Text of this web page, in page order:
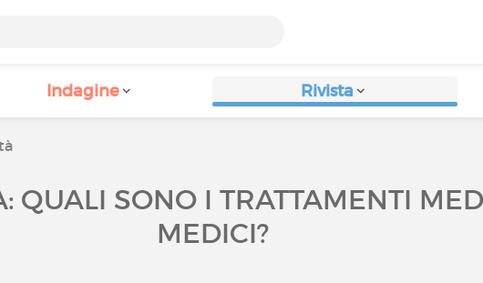
Indagine Rivista
QUALI SONO I TRATTAMENTI
MEDICI?